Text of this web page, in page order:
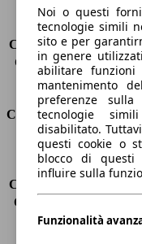
Sedili
Carico sul tetto
Capacità di traino
Capacità di traino
Volume del
Consumi
Emissioni di CO2*
Consumo (urbano)
Consumo (extra-urbano)
Consumo (combinato)*
Classe di emissione
Noi o questi
tecnologie simili
sito e per
in genere
abilitare funzioni
mantenimento
preferenze
tecnologie
disabilitato.
questi cookie o
blocco di questi
influire sulla
Funzionalità